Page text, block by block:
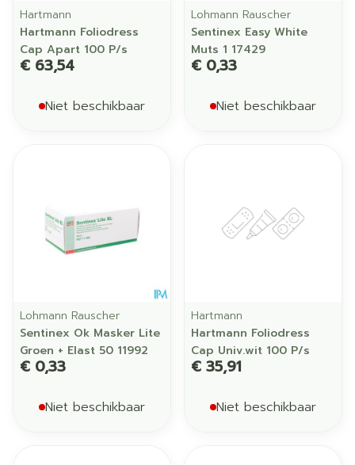
Hartmann
Hartmann Foliodress
Cap Apart 100 P/s
€ 63,54
Niet beschikbaar
Lohmann Rauscher
Sentinex Easy White
Muts 1 17429
€ 0,33
Niet beschikbaar
Lohmann Rauscher
Sentinex Ok Masker Lite
Groen + Elast 50 11992
€ 0,33
Niet beschikbaar
Hartmann
Hartmann Foliodress
Cap Univ.wit 100 P/s
€ 35,91
Niet beschikbaar